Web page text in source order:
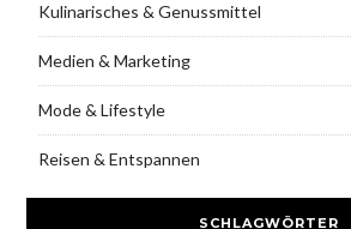
Kulinarisches & Genussmittel
Medien & Marketing
Mode & Lifestyle
Reisen & Entspannen
SCHLAGWÖRTER